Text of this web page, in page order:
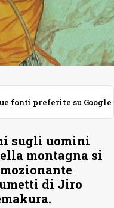
fonti preferite su Google
sugli uomini
montagna si
di Jiro